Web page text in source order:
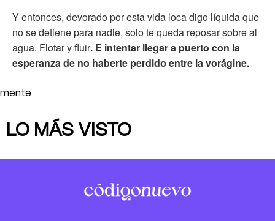
Y entonces, devorado por esta vida loca digo líquida que
no se detiene para nadie, solo te queda reposar sobre al
agua. Flotar y fluir. E intentar llegar a puerto con la
esperanza de no haberte perdido entre la vorágine.
mente
LO MÁS VISTO